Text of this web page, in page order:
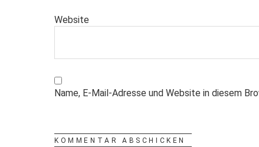
Website
Name, E-Mail-Adresse und Website in diesem